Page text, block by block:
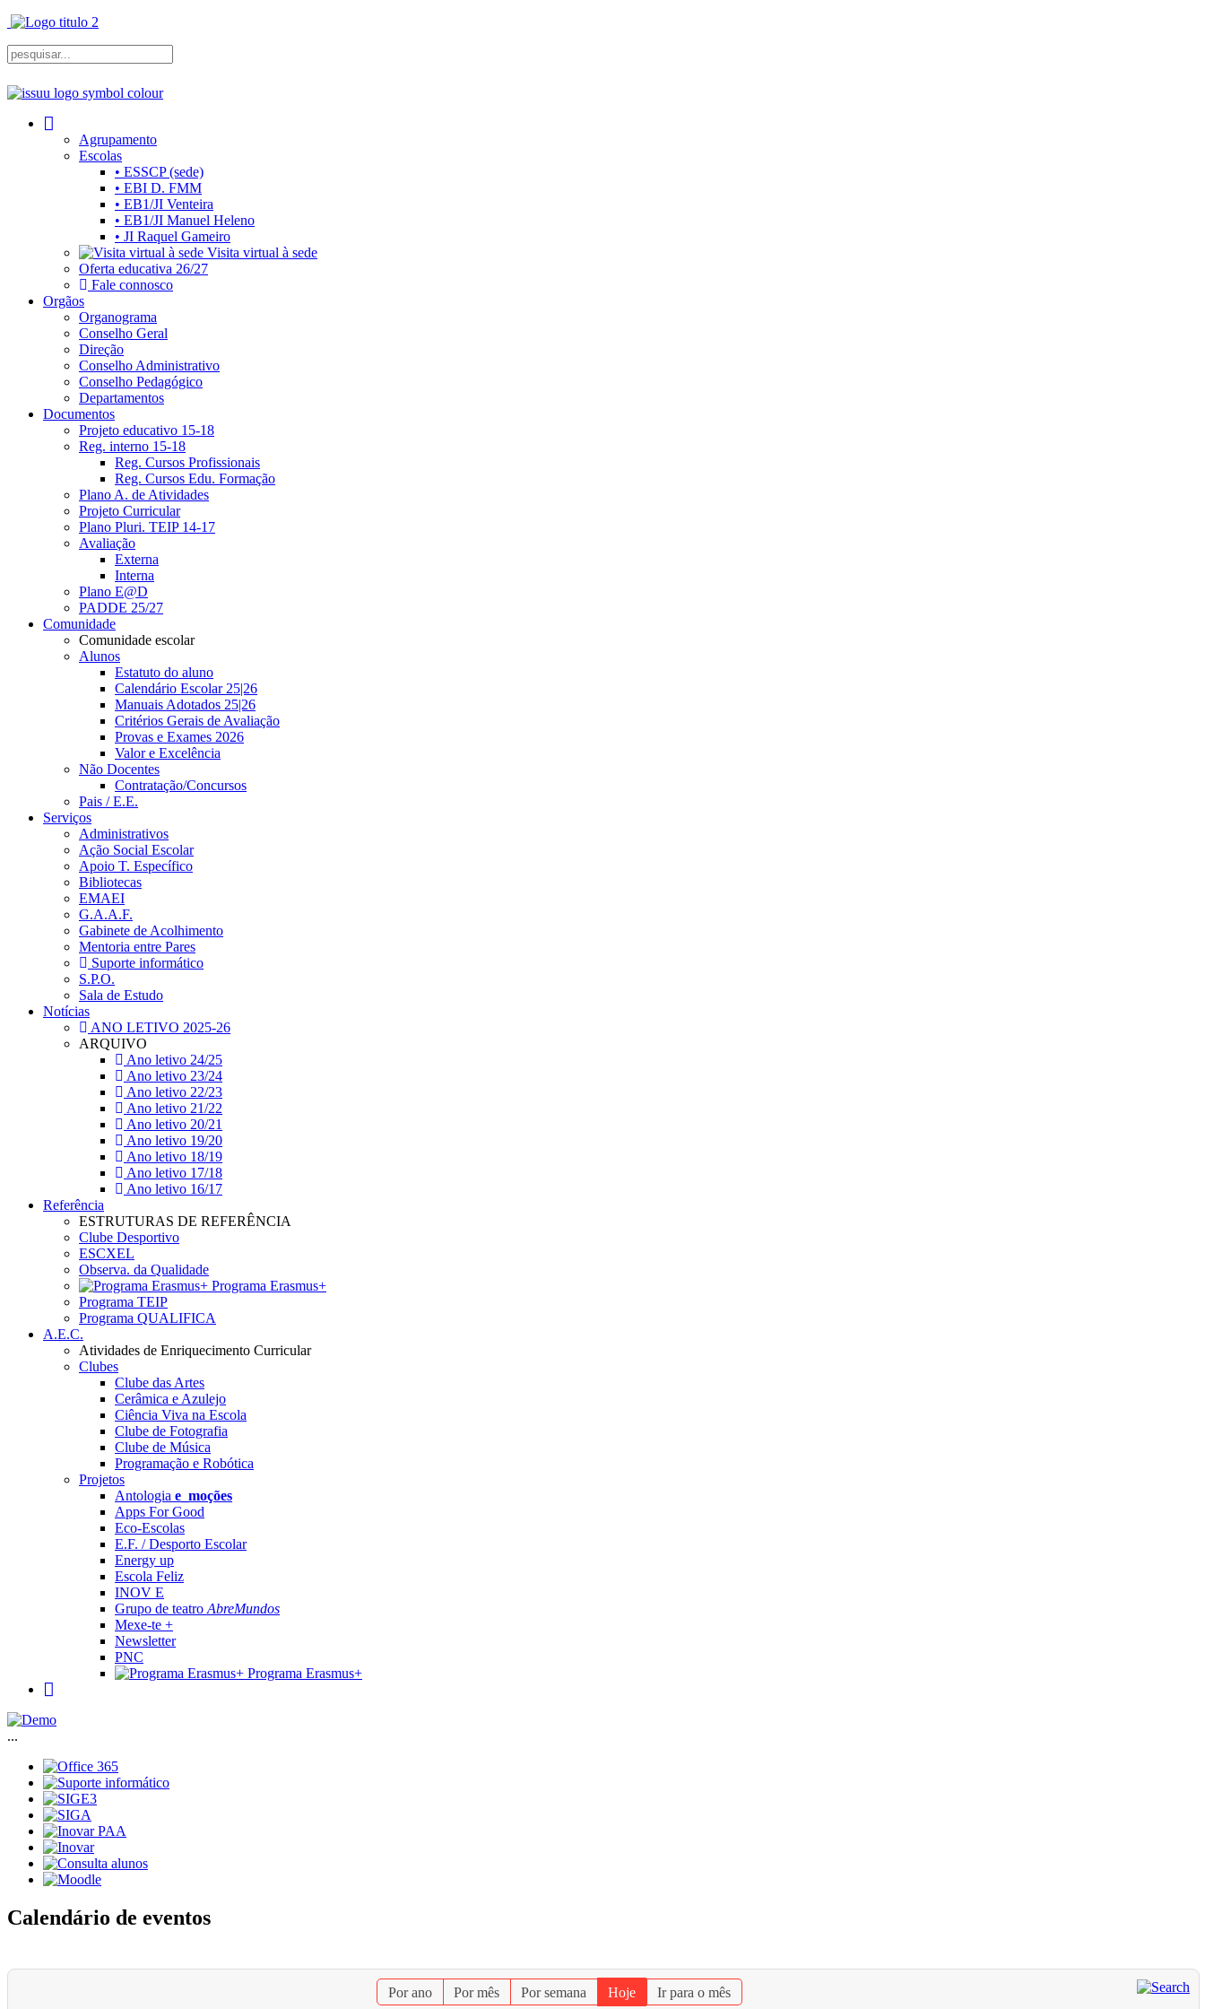
Agrupamento
Escolas
• ESSCP (sede)
• EBI D. FMM
• EB1/JI Venteira
• EB1/JI Manuel Heleno
• JI Raquel Gameiro
Visita virtual à sede
Oferta educativa 26/27
Fale connosco
Orgãos
Organograma
Conselho Geral
Direção
Conselho Administrativo
Conselho Pedagógico
Departamentos
Documentos
Projeto educativo 15-18
Reg. interno 15-18
Reg. Cursos Profissionais
Reg. Cursos Edu. Formação
Plano A. de Atividades
Projeto Curricular
Plano Pluri. TEIP 14-17
Avaliação
Externa
Interna
Plano E@D
PADDE 25/27
Comunidade
Comunidade escolar
Alunos
Estatuto do aluno
Calendário Escolar 25|26
Manuais Adotados 25|26
Critérios Gerais de Avaliação
Provas e Exames 2026
Valor e Excelência
Não Docentes
Contratação/Concursos
Pais / E.E.
Serviços
Administrativos
Ação Social Escolar
Apoio T. Específico
Bibliotecas
EMAEI
G.A.A.F.
Gabinete de Acolhimento
Mentoria entre Pares
Suporte informático
S.P.O.
Sala de Estudo
Notícias
ANO LETIVO 2025-26
ARQUIVO
Ano letivo 24/25
Ano letivo 23/24
Ano letivo 22/23
Ano letivo 21/22
Ano letivo 20/21
Ano letivo 19/20
Ano letivo 18/19
Ano letivo 17/18
Ano letivo 16/17
Referência
ESTRUTURAS DE REFERÊNCIA
Clube Desportivo
ESCXEL
Observa. da Qualidade
Programa Erasmus+
Programa TEIP
Programa QUALIFICA
A.E.C.
Atividades de Enriquecimento Curricular
Clubes
Clube das Artes
Cerâmica e Azulejo
Ciência Viva na Escola
Clube de Fotografia
Clube de Música
Programação e Robótica
Projetos
Antologia e_moções
Apps For Good
Eco-Escolas
E.F. / Desporto Escolar
Energy up
Escola Feliz
INOV E
Grupo de teatro AbreMundos
Mexe-te +
Newsletter
PNC
Programa Erasmus+
...
Calendário de eventos
Por ano Por mês Por semana Hoje Ir para o mês